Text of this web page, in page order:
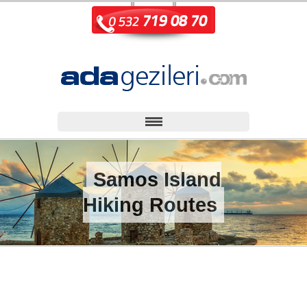
Samos Island
Hiking Routes